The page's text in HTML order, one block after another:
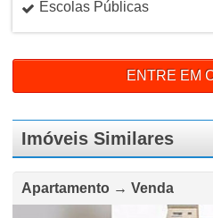
Escolas Públicas
ENTRE EM
Imóveis Similares
Apartamento → Venda